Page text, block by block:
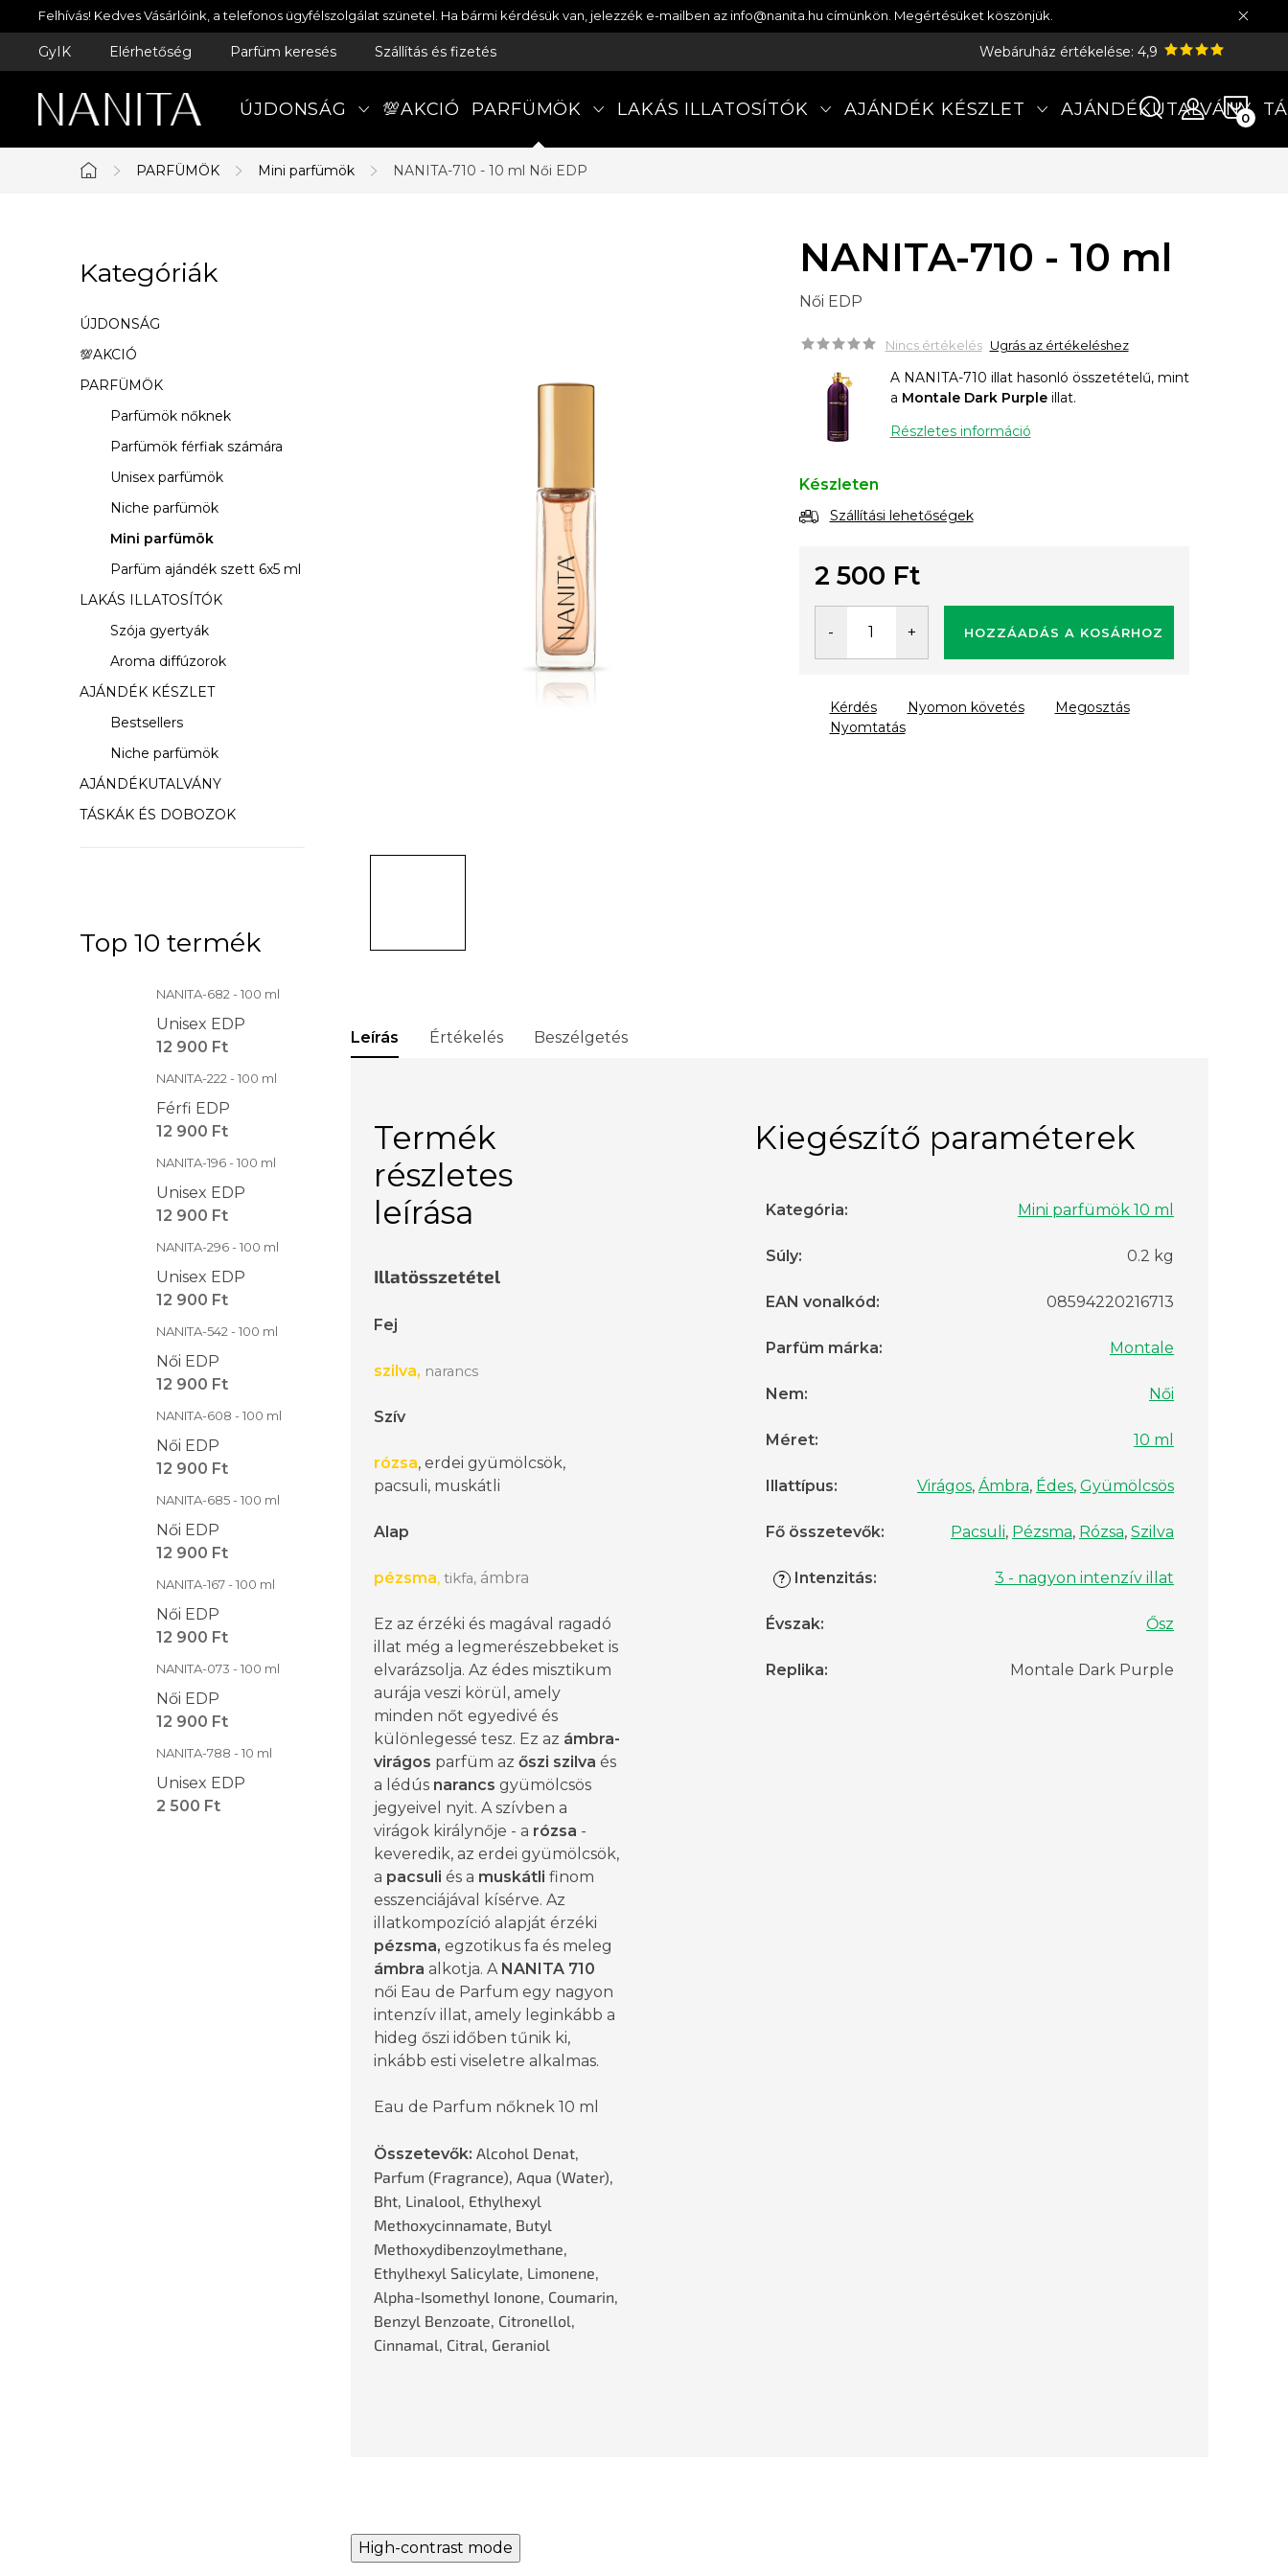
Ugrás
a
Felhívás! Kedves Vásárlóink, a telefonos ügyfélszolgálat szünetel. Ha bármi kérdésük van, jelezzék e-mailben az info@nanita.hu címünkön. Megértésüket köszönjük.
GyIK Elérhetőség Parfüm keresés Szállítás és fizetés Webáruház értékelése: 4,9
ÚJDONSÁG 💯AKCIÓ PARFÜMÖK LAKÁS ILLATOSÍTÓK AJÁNDÉK KÉSZLET AJÁNDÉKUTALVÁNY
Kezdőlap
PARFÜMÖK Mini parfümök NANITA-710 - 10 ml Női EDP
l
d
a
l
n
Kategóriák
átugrása
Kategóriák
ÚJDONSÁG
💯AKCIÓ
PARFÜMÖK
Parfümök nőknek
Parfümök férfiak számára
Unisex parfümök
Niche parfümök
Mini parfümök
Parfüm ajándék szett 6x5 ml
LAKÁS ILLATOSÍTÓK
Szója gyertyák
Aroma diffúzorok
AJÁNDÉK KÉSZLET
Bestsellers
Niche parfümök
AJÁNDÉKUTALVÁNY
TÁSKÁK ÉS DOBOZOK
Top 10 termék
NANITA-682 - 100 ml
Unisex EDP
12 900 Ft
NANITA-222 - 100 ml
Férfi EDP
12 900 Ft
NANITA-196 - 100 ml
Unisex EDP
12 900 Ft
NANITA-296 - 100 ml
Unisex EDP
12 900 Ft
NANITA-542 - 100 ml
Női EDP
12 900 Ft
NANITA-608 - 100 ml
Női EDP
12 900 Ft
NANITA-685 - 100 ml
Női EDP
12 900 Ft
NANITA-167 - 100 ml
Női EDP
12 900 Ft
NANITA-073 - 100 ml
Női EDP
12 900 Ft
NANITA-788 - 10 ml
Unisex EDP
2 500 Ft
NANITA-710 - 10 ml
Női EDP
Nincs értékelés Ugrás az értékeléshez
A NANITA-710 illat hasonló összetételű, mint
a Montale Dark Purpleillat.
Részletes információ
Készleten
Szállítási lehetőségek
2 500 Ft
HOZZÁADÁS A KOSÁRHOZ
Nyomtatás
Kérdés Nyomon követés Megosztás
Leírás Értékelés Beszélgetés
Termék
részletes
leírása
Illatösszetétel
Fej
szilva, narancs
Szív
rózsa, erdei gyümölcsök,
pacsuli, muskátli
Alap
pézsma, tikfa, ámbra
Ez az érzéki és magával ragadó
illat még a legmerészebbeket is
elvarázsolja. Az édes misztikum
aurája veszi körül, amely
minden nőt egyedivé és
különlegessé tesz. Ez az ámbra-
virágos parfüm az őszi szilva és
a lédús narancs gyümölcsös
jegyeivel nyit. A szívben a
virágok királynője - a rózsa -
keveredik, az erdei gyümölcsök,
a pacsuli és a muskátli finom
esszenciájával kísérve. Az
illatkompozíció alapját érzéki
pézsma, egzotikus fa és meleg
ámbra alkotja. A NANITA 710
női Eau de Parfum egy nagyon
intenzív illat, amely leginkább a
hideg őszi időben tűnik ki,
inkább esti viseletre alkalmas.
Eau de Parfum nőknek 10 ml
Összetevők: Alcohol Denat,
Parfum (Fragrance), Aqua (Water),
Bht, Linalool, Ethylhexyl
Methoxycinnamate, Butyl
Methoxydibenzoylmethane,
Ethylhexyl Salicylate, Limonene,
Alpha-Isomethyl Ionone, Coumarin,
Benzyl Benzoate, Citronellol,
Cinnamal, Citral, Geraniol
Kiegészítő paraméterek
Kategória: Mini parfümök 10 ml
Súly: 0.2 kg
EAN vonalkód : 08594220216713
Parfüm márka: Montale
Nem: Női
Méret: 10 ml
Illattípus: Virágos, Ámbra, Édes, Gyümölcsös
Fő összetevők: Pacsuli, Pézsma, Rózsa, Szilva
? Intenzitás: 3 - nagyon intenzív illat
Évszak: Ősz
Replika: Montale Dark Purple
High-contrast mode